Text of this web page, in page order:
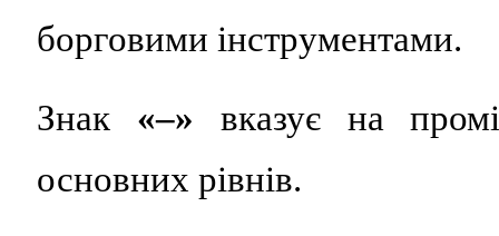
борговими інструментами.
Знак «–» вказує на
основних рівнів.